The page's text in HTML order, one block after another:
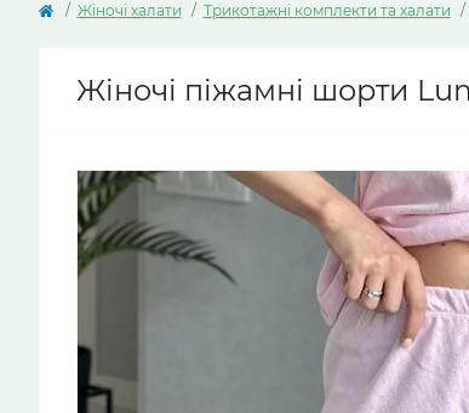
Жіночі халати Трикотажні комплекти та халати
Жіночі піжамні шорти